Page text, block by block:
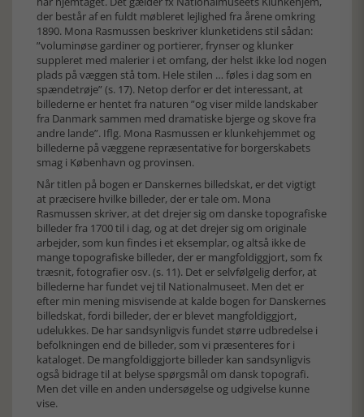
der består af en fuldt møbleret lejlighed fra årene omkring
1890. Mona Rasmussen beskriver klunketidens stil sådan:
”voluminøse gardiner og portierer, frynser og klunker
suppleret med malerier i et omfang, der helst ikke lod nogen
plads på væggen stå tom. Hele stilen … føles i dag som en
spændetrøje” (s. 17). Netop derfor er det interessant, at
billederne er hentet fra naturen ”og viser milde landskaber
fra Danmark sammen med dramatiske bjerge og skove fra
andre lande”. Iflg. Mona Rasmussen er klunkehjemmet og
billederne på væggene repræsentative for borgerskabets
smag i København og provinsen.
Når titlen på bogen er Danskernes billedskat, er det vigtigt
at præcisere hvilke billeder, der er tale om. Mona
Rasmussen skriver, at det drejer sig om danske topografiske
billeder fra 1700 til i dag, og at det drejer sig om originale
arbejder, som kun findes i et eksemplar, og altså ikke de
mange topografiske billeder, der er mangfoldiggjort, som fx
træsnit, fotografier osv. (s. 11). Det er selvfølgelig derfor, at
billederne har fundet vej til Nationalmuseet. Men det er
efter min mening misvisende at kalde bogen for Danskernes
billedskat, fordi billeder, der er blevet mangfoldiggjort,
udelukkes. De har sandsynligvis fundet større udbredelse i
befolkningen end de billeder, som vi præsenteres for i
kataloget. De mangfoldiggjorte billeder kan sandsynligvis
også bidrage til at belyse spørgsmål om dansk topografi.
Men det ville en anden undersøgelse og udgivelse kunne
vise.